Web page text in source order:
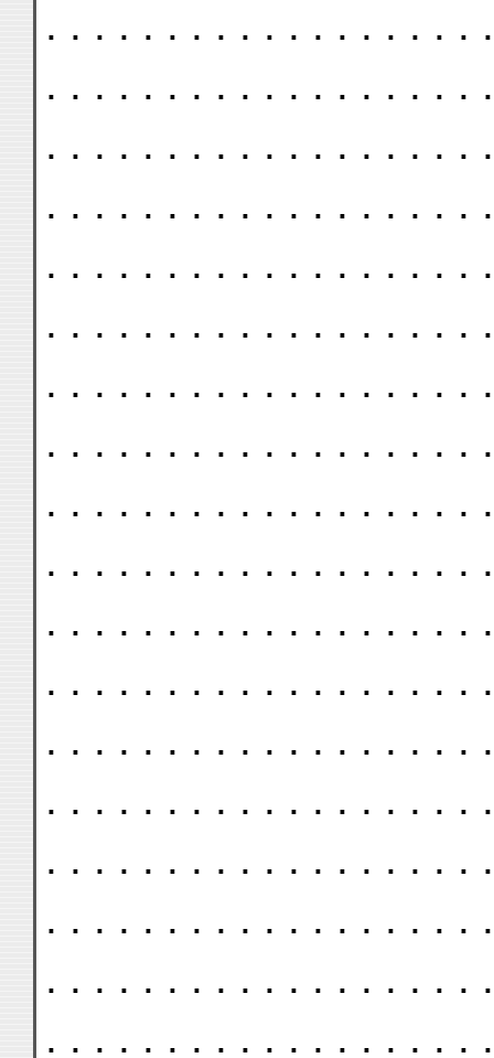
. . . . . . . . . . . . . . . . . .
. . . . . . . . . . . . . . . . . .
. . . . . . . . . . . . . . . . . .
. . . . . . . . . . . . . . . . . .
. . . . . . . . . . . . . . . . . .
. . . . . . . . . . . . . . . . . .
. . . . . . . . . . . . . . . . . .
. . . . . . . . . . . . . . . . . .
. . . . . . . . . . . . . . . . . .
. . . . . . . . . . . . . . . . . .
. . . . . . . . . . . . . . . . . .
. . . . . . . . . . . . . . . . . .
. . . . . . . . . . . . . . . . . .
. . . . . . . . . . . . . . . . . .
. . . . . . . . . . . . . . . . . .
. . . . . . . . . . . . . . . . . .
. . . . . . . . . . . . . . . . . .
. . . . . . . . . . . . . . . . . .